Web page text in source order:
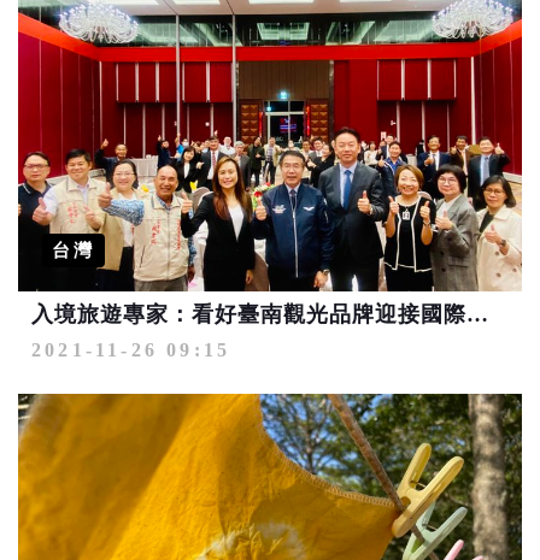
台灣
入境旅遊專家：看好臺南觀光品牌迎接國際性報復旅遊熱潮
2021-11-26 09:15